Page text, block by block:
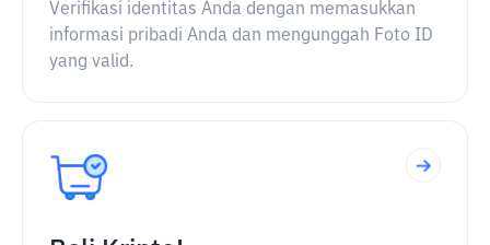
Verifikasi identitas Anda dengan memasukkan
informasi pribadi Anda dan mengunggah Foto ID
yang valid.